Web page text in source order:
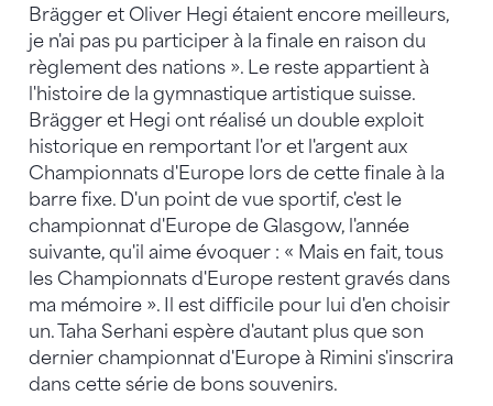
Brägger et Oliver Hegi étaient encore meilleurs,
je n'ai pas pu participer à la finale en raison du
règlement des nations ». Le reste appartient à
l'histoire de la gymnastique artistique suisse.
Brägger et Hegi ont réalisé un double exploit
historique en remportant l'or et l'argent aux
Championnats d'Europe lors de cette finale à la
barre fixe. D'un point de vue sportif, c'est le
championnat d'Europe de Glasgow, l'année
suivante, qu'il aime évoquer : « Mais en fait, tous
les Championnats d'Europe restent gravés dans
ma mémoire ». Il est difficile pour lui d'en choisir
un. Taha Serhani espère d'autant plus que son
dernier championnat d'Europe à Rimini s'inscrira
dans cette série de bons souvenirs.